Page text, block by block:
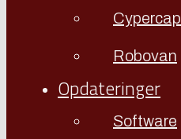
Cypercap
Robovan
Opdateringer
Software